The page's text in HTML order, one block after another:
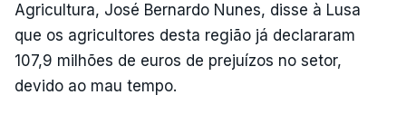
Agricultura, José Bernardo Nunes, disse à Lusa
que os agricultores desta região já declararam
107,9 milhões de euros de prejuízos no setor,
devido ao mau tempo.